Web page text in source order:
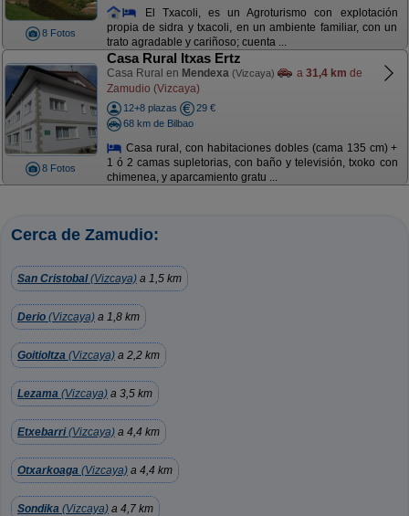
8 Fotos
El Txacoli, es un Agroturismo con explotación
propia de sidra y txacoli, en un ambiente familiar, con un
trato agradable y cariñoso; cuenta ...
8 Fotos
Casa Rural Itxas Ertz
Casa Rural en Mendexa (Vizcaya) a 31,4 km de
Zamudio (Vizcaya)
12+8 plazas
29 €
68 km de Bilbao
Casa rural, con habitaciones dobles (cama 135 cm) +
1 ó 2 camas supletorias, con baño y televisión, txoko con
chimenea, y aparcamiento gratu ...
Cerca de Zamudio:
San Cristobal(Vizcaya) a 1,5 km
Derio (Vizcaya) a 1,8 km
Goitioltza (Vizcaya) a 2,2 km
Lezama (Vizcaya) a 3,5 km
Etxebarri(Vizcaya) a 4,4 km
Otxarkoaga (Vizcaya) a 4,4 km
Sondika (Vizcaya) a 4,7 km